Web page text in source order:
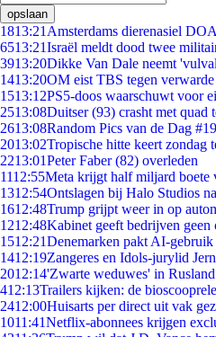
opslaan
1813:21 Amsterdams dierenasiel
6513:21Israël meldt dood twee
3913:20Dikke Van Dale neemt
1413:20OM eist TBS tegen verwarde
1513:12PS5-doos waarschuwt voor
2513:08Duitser (93) crasht met quad
2613:08Random Pics van de Dag
2013:02Tropische hitte keert zondag
2213:01Peter Faber (82) overleden
1112:55Meta krijgt half miljard boete
1312:54Ontslagen bij Halo Studios
1612:48Trump grijpt weer in op
1212:48Kabinet geeft bedrijven geen
1512:21Denemarken pakt AI-gebruik
1412:19Zangeres en Idols-jurylid
2012:14'Zwarte weduwes' in
412:13Trailers kijken: de
2412:00Huisarts per direct uit vak
1011:41Netflix-abonnees krijgen